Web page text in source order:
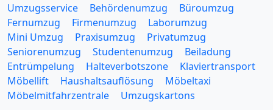
Umzugsservice Behördenumzug
Büroumzug
Fernumzug
Firmenumzug
Laborumzug
Mini Umzug
Praxisumzug
Privatumzug
Seniorenumzug
Studentenumzug
Beiladung
Entrümpelung
Halteverbotszone
Klaviertransport
Möbellift
Haushaltsauflösung
Möbeltaxi
Möbelmitfahrzentrale
Umzugskartons